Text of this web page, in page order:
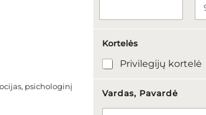
psichologinį
N
P
D
Ū
Kortelės
Privilegijų kortelė
Vardas, Pavardė